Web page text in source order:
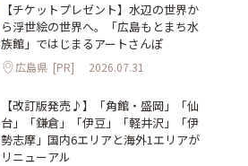
【チケットプレゼント】水辺の世界か
ら浮世絵の世界へ。「広島もとまち水
族館」ではじまるアートさんぽ
広島県 [PR] 2026.07.31
【改訂版発売♪】「角館・盛岡」「仙
台」「鎌倉」「伊豆」「軽井沢」「伊
勢志摩」国内6エリアと海外1エリアが
リニューアル